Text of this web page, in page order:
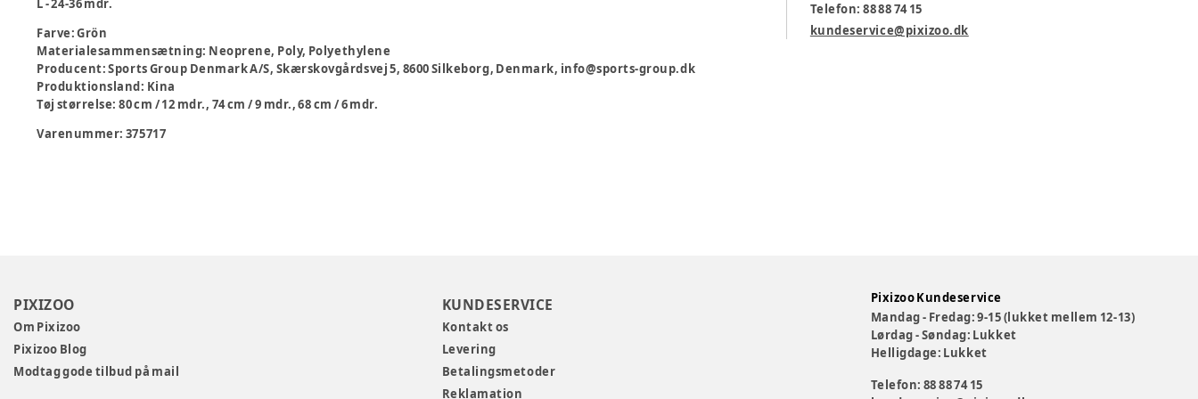
L - 24-36 mdr.
Farve:Grön
Materialesammensætning: Neoprene, Poly, Polyethylene
Producent:Sports Group Denmark A/S, Skærskovgårdsvej 5, 8600 Silkeborg, Denmark, info@sports-group.dk
Produktionsland: Kina
Tøj størrelse:80 cm / 12 mdr., 74 cm / 9 mdr., 68 cm / 6 mdr.
Varenummer: 375717
Telefon: 88 88 74 15
kundeservice@pixizoo.dk
PIXIZOO
Om Pixizoo
Pixizoo Blog
Modtag gode tilbud på mail
KUNDESERVICE
Kontakt os
Levering
Betalingsmetoder
Reklamation
Pixizoo Kundeservice
Mandag - Fredag: 9-15 (lukket mellem 12-13)
Lørdag - Søndag: Lukket
Helligdage: Lukket
Telefon: 88 88 74 15